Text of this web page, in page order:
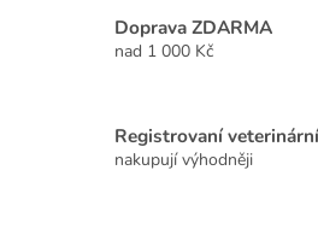
Doprava ZDARMA
nad 1 000 Kč
Registrovaní
nakupují výhodněji